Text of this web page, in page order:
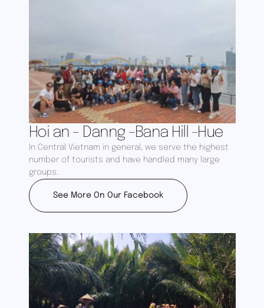
Hoi an - Danng -Bana Hill -Hue
In Central Vietnam in general, we serve the highest
number of tourists and have handled many large
groups.
See More On Our Facebook